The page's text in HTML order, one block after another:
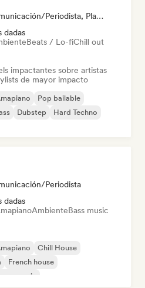
Medios De Comunicación/Periodista, Playlist Curator
dadas
Beats / Lo-fiChill out
impactantes sobre artistas
de mayor impacto
Pop bailable
Dubstep
Hard Techno
Periodista
dadas
AmbienteBass music
Chill House
French house
music